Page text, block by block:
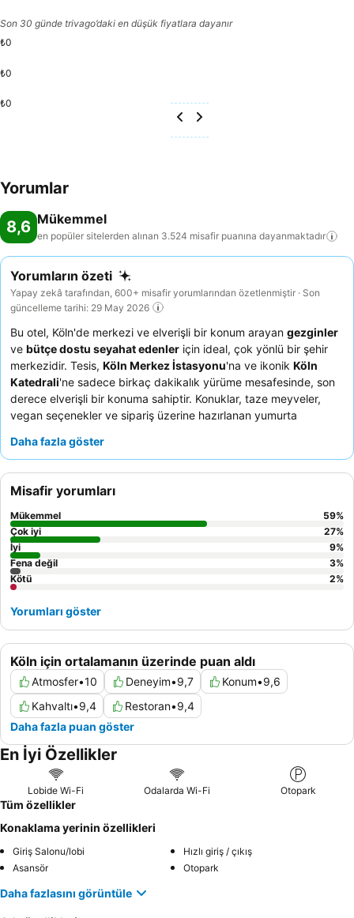
Son 30 günde trivago’daki en düşük fiyatlara dayanır
₺0
₺0
₺0
Yorumlar
8,6 Mükemmel
en popüler sitelerden alınan 3.524 misafir puanına dayanmaktadır
Yorumların özeti
Yapay zekâ tarafından, 600+ misafir yorumlarından özetlenmiştir · Son
güncelleme tarihi: 29 May 2026
Bu otel, Köln'de merkezi ve elverişli bir konum arayan gezginler
ve bütçe dostu seyahat edenler için ideal, çok yönlü bir şehir
merkezidir. Tesis, Köln Merkez İstasyonu'na ve ikonik Köln
Katedrali'ne sadece birkaç dakikalık yürüme mesafesinde, son
derece elverişli bir konuma sahiptir. Konuklar, taze meyveler,
vegan seçenekler ve sipariş üzerine hazırlanan yumurta
geniş çeşitliliğini sürekli olarak övmektedir. Personel, güler
ve bu da konuk deneyimini önemli ölçüde artırmaktadır. Geniş
alan ve kendi yemeğini hazırlama imkanı önceliği olanlar için
mini mutfaklı stüdyo dairelerden
düşünebilirsiniz.
Daha fazla göster
Köln için ortalamanın üzerinde puan aldı
Atmosfer•10 Deneyim•9,7 Konum•9,6
Kahvaltı•9,4 Restoran•9,4
Daha fazla puan göster
Misafir yorumları
Mükemmel 59%
Çok iyi
27%
İyi
9%
Fena değil
3%
Kötü
2%
Yorumları göster
En İyi Özellikler
Lobide Wi-Fi Odalarda Wi-Fi Otopark
Tüm özellikler
Konaklama yerinin özellikleri
Giriş Salonu/lobi
Hızlı giriş / çıkış
Asansör
Otopark
Daha fazlasını görüntüle